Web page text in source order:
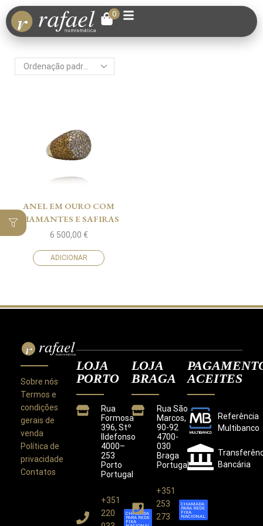
0
ANEL EM OURO COM
DIAMANTES E SAFIRAS
6 500,00 €
ADICIONAR
Este site utiliza cookies para melhorar a sua
Ao utilizar este site concorda com a nossaPolítica de
Sobre nós
Termos e
condições
gerais de
venda
Política de
privacidade
Contatos
LOJA
PORTO
Rua
Formosa
396, Stº
Ildefonso
4000–
253
Porto
Portugal
+351
220
CHAMADA
PARA REDE
FIXA
LOJA
BRAGA
Rua São
Marcos,
90-92
4700-
030
Braga
Portugal
+351
253
273
CHAMADA
PARA REDE
FIXA
NACIONAL
ACEITES
Referência
Multibanco
Bancária